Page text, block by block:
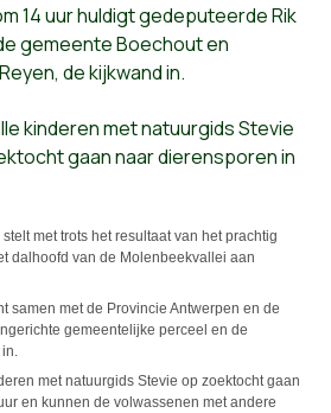
14 uur huldigt gedeputeerde Rik
gemeente Boechout en
de kijkwand in.
kinderen met natuurgids Stevie
gaan naar dierensporen in
met trots het resultaat van het prachtig
dalhoofd van de Molenbeekvallei aan
samen met de Provincie Antwerpen en de
gemeentelijke perceel en de
met natuurgids Stevie op zoektocht gaan
en kunnen de volwassenen met andere